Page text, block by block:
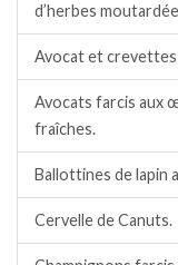
d’herbes
Avocat et
Avocats farcis aux
fraîches.
Ballottines de lapin
Cervelle de Canuts.